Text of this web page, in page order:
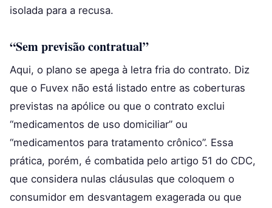
isolada para a recusa.
“Sem previsão contratual”
Aqui, o plano se apega à letra fria do contrato. Diz
que o Fuvex não está listado entre as coberturas
previstas na apólice ou que o contrato exclui
“medicamentos de uso domiciliar” ou
“medicamentos para tratamento crônico”. Essa
prática, porém, é combatida pelo artigo 51 do CDC,
que considera nulas cláusulas que coloquem o
consumidor em desvantagem exagerada ou que